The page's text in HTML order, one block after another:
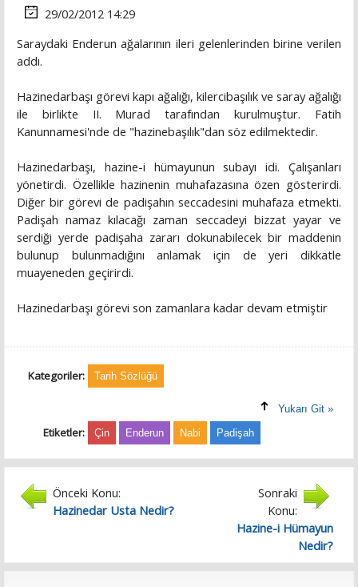
29/02/2012 14:29
Saraydaki Enderun ağalarının ileri gelenlerinden birine verilen
addı.
Hazinedarbaşı görevi kapı ağalığı, kilercibaşılık ve saray ağalığı
ile birlikte II. Murad tarafından kurulmuştur. Fatih
Kanunnamesi'nde de "hazinebaşılık"dan söz edilmektedir.
Hazinedarbaşı, hazine-i hümayunun subayı idi. Çalışanları
yönetirdi. Özellikle hazinenin muhafazasına özen gösterirdi.
Diğer bir görevi de padişahın seccadesini muhafaza etmekti.
Padişah namaz kılacağı zaman seccadeyi bizzat yayar ve
serdiği yerde padişaha zararı dokunabilecek bir maddenin
bulunup bulunmadığını anlamak için de yeri dikkatle
muayeneden geçirirdi.
Hazinedarbaşı görevi son zamanlara kadar devam etmiştir
Kategoriler: Tarih Sözlüğü
Yukarı Git »
Etiketler: Çin Enderun Nabi Padişah
Önceki Konu:
Hazinedar Usta Nedir?
Sonraki
Konu:
Hazine-i Hümayun
Nedir?